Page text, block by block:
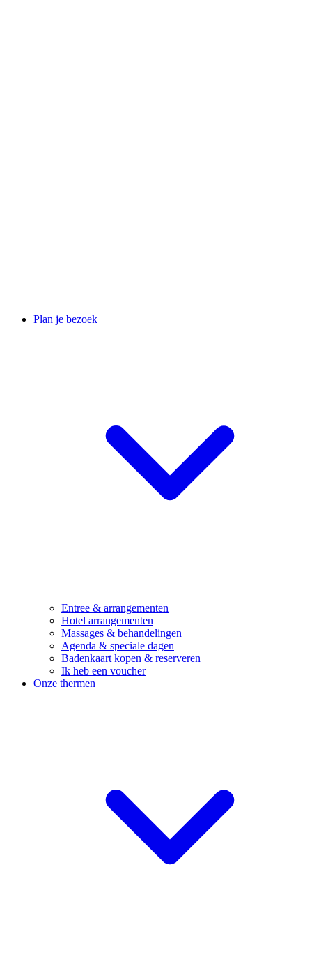
Plan je bezoek
Entree & arrangementen
Hotel arrangementen
Massages & behandelingen
Agenda & speciale dagen
Badenkaart kopen & reserveren
Ik heb een voucher
Onze thermen